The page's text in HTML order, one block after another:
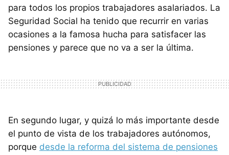
para todos los propios trabajadores asalariados. La
Seguridad Social ha tenido que recurrir en varias
ocasiones a la famosa hucha para satisfacer las
pensiones y parece que no va a ser la última.
En segundo lugar, y quizá lo más importante desde
el punto de vista de los trabajadores autónomos,
porque desde la reforma del sistema de pensiones